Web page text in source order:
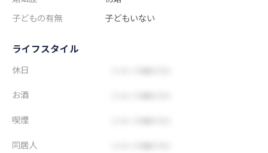
子どもの有無
子どもいない
ライフスタイル
休日
お酒
喫煙
同居人